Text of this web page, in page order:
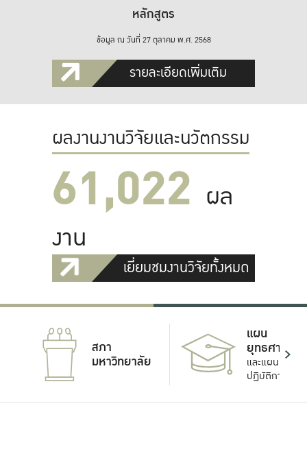
หลักสูตร
ข้อมูล ณ วันที่ 27 ตุลาคม พ.ศ. 2568
รายละเอียดเพิ่มเติม
ผลงานงานวิจัยและนวัตกรรม
61,022 ผล
งาน
เยี่ยมชมงานวิจัยทั้งหมด
สภา
มหาวิทยาลัย
แผน
ยุทธศาสตร์
และแผน
ปฏิบัติการ